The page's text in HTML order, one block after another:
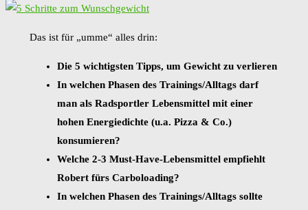
Das ist für „umme“ alles drin:
Die 5 wichtigsten Tipps, um Gewicht zu verlieren
In welchen Phasen des Trainings/Alltags darf
man als Radsportler Lebensmittel mit einer
hohen Energiedichte (u.a. Pizza & Co.)
konsumieren?
Welche 2-3 Must-Have-Lebensmittel empfiehlt
Robert fürs Carboloading?
In welchen Phasen des Trainings/Alltags sollte